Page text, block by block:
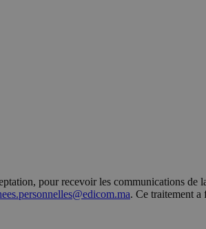
pour recevoir les communications
. Ce traitement